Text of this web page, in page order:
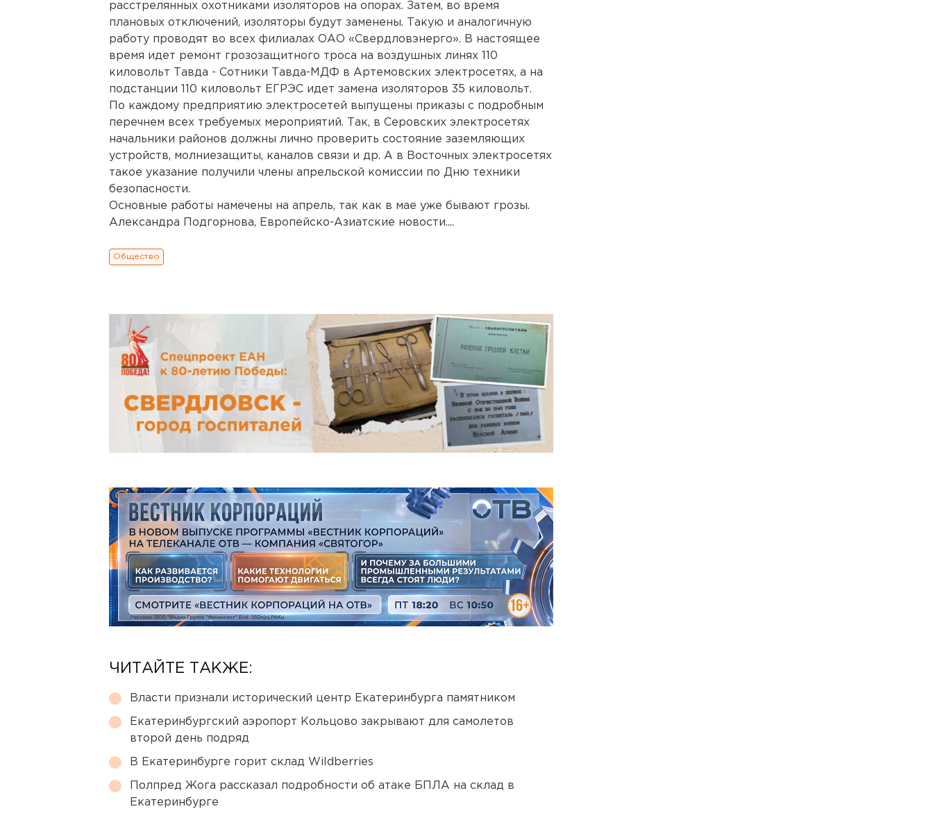
расстрелянных охотниками изоляторов на опорах. Затем, во время
плановых отключений, изоляторы будут заменены. Такую и аналогичную
работу проводят во всех филиалах ОАО «Свердловэнерго». В настоящее
время идет ремонт грозозащитного троса на воздушных линях 110
киловольт Тавда - Сотники Тавда-МДФ в Артемовских электросетях, а на
подстанции 110 киловольт ЕГРЭС идет замена изоляторов 35 киловольт.
По каждому предприятию электросетей выпущены приказы с подробным
перечнем всех требуемых мероприятий. Так, в Серовских электросетях
начальники районов должны лично проверить состояние заземляющих
устройств, молниезащиты, каналов связи и др. А в Восточных электросетях
такое указание получили члены апрельской комиссии по Дню техники
безопасности.
Основные работы намечены на апрель, так как в мае уже бывают грозы.
Александра Подгорнова, Европейско-Азиатские новости....
Общество
ЧИТАЙТЕ ТАКЖЕ:
Власти признали исторический центр Екатеринбурга памятником
Екатеринбургский аэропорт Кольцово закрывают для самолетов
второй день подряд
В Екатеринбурге горит склад Wildberries
Полпред Жога рассказал подробности об атаке БПЛА на склад в
Екатеринбурге